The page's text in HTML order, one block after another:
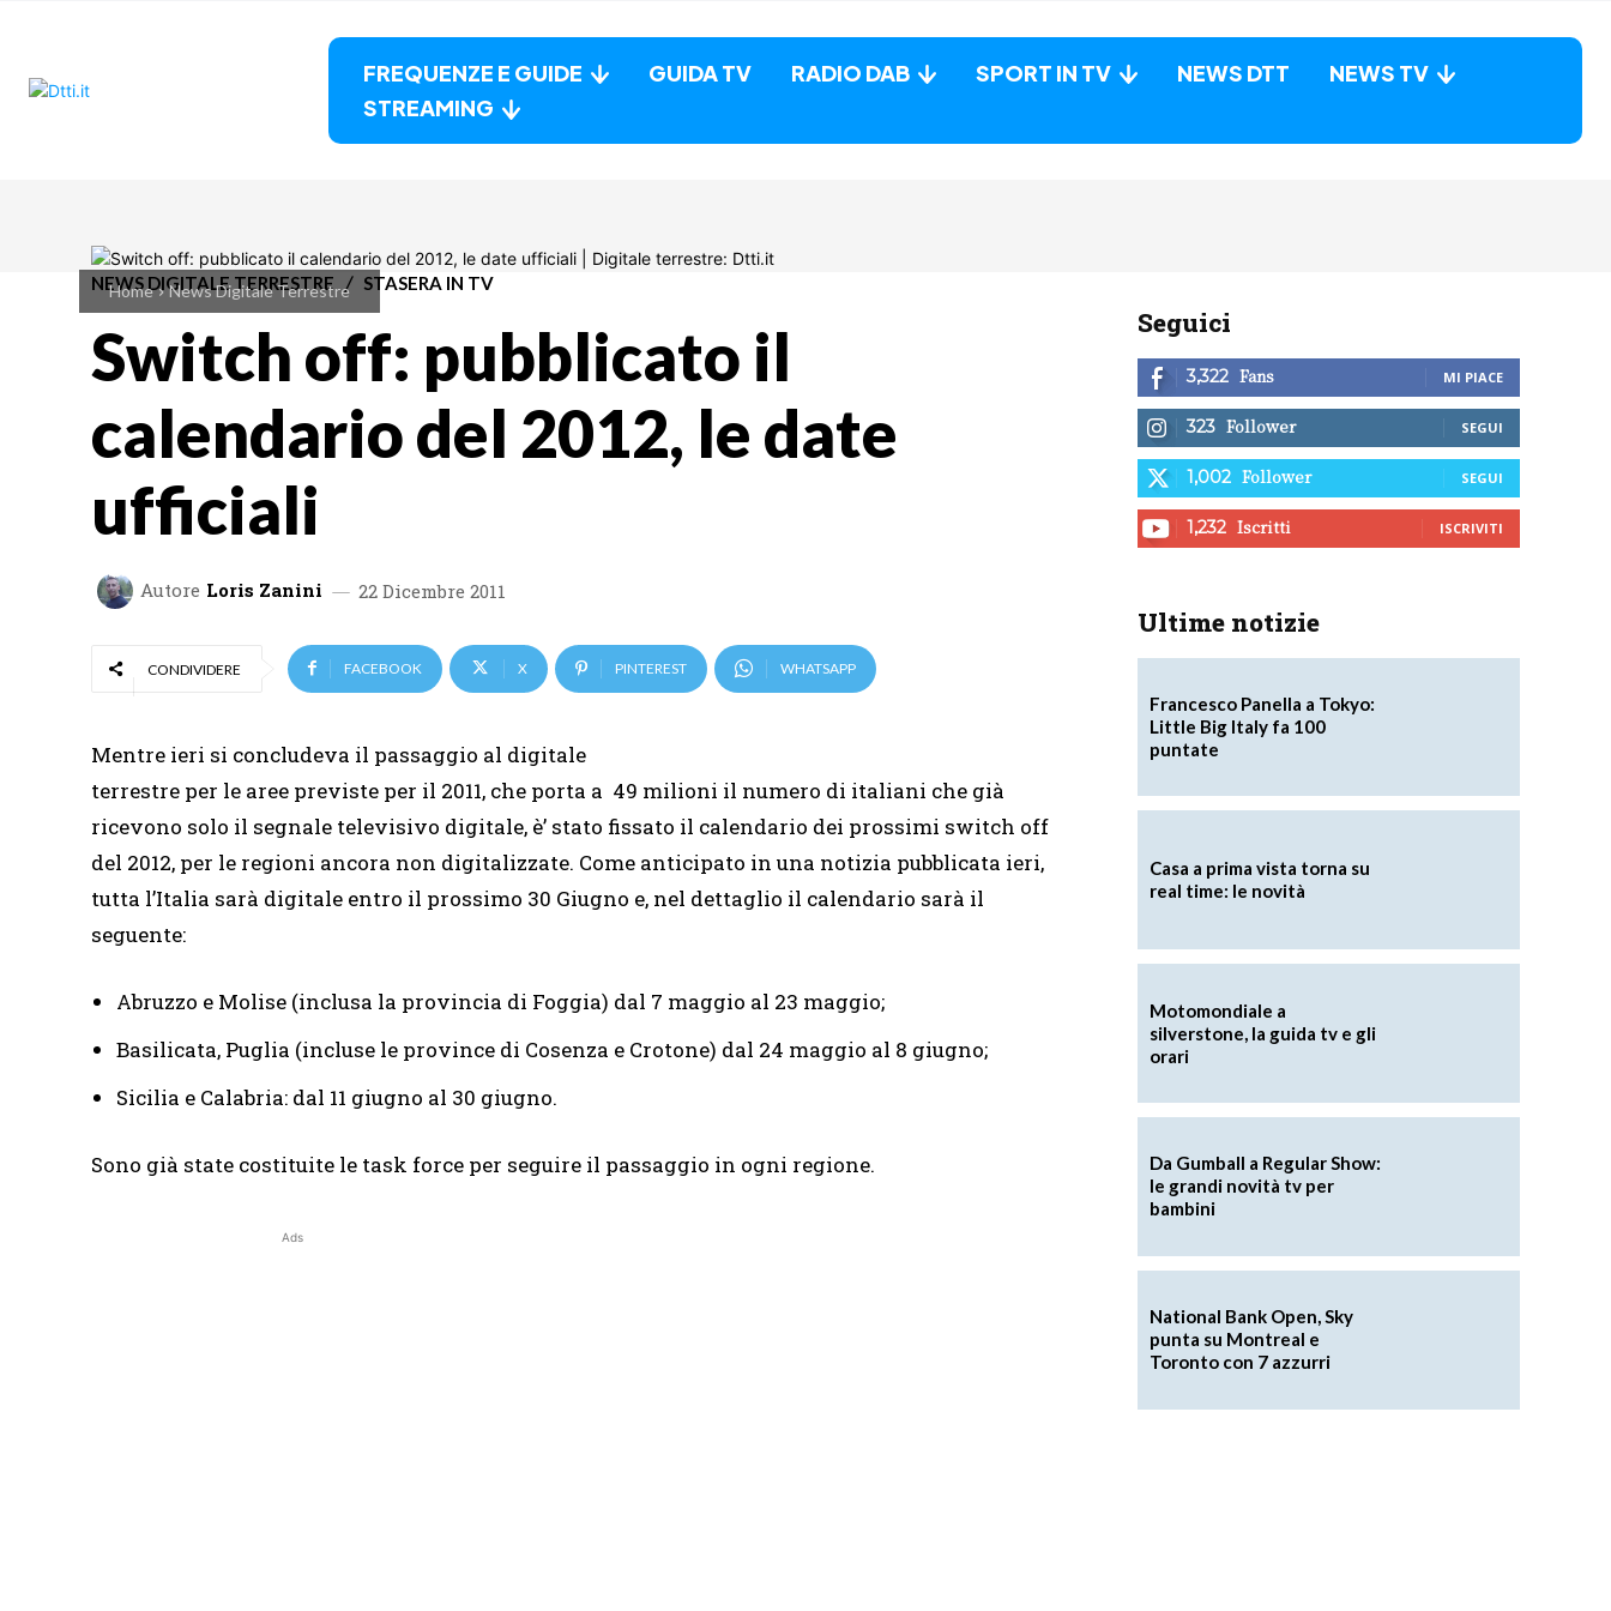
FREQUENZE E GUIDE GUIDA TV RADIO DAB SPORT IN TV NEWS DTT
NEWS TV
STREAMING
Home News Digitale Terrestre
NEWS DIGITALE TERRESTRE STASERA IN TV
Switch off: pubblicato il
calendario del 2012, le date
ufficiali
Autore Loris Zanini 22 Dicembre 2011
CONDIVIDERE FACEBOOK X PINTEREST WHATSAPP
Mentre ieri si concludeva il passaggio al digitale
terrestre per le aree previste per il 2011, che porta a 49 milioni il numero di italiani che già
ricevono solo il segnale televisivo digitale, è’ stato fissato il calendario dei prossimi switch off
del 2012, per le regioni ancora non digitalizzate. Come anticipato in una notizia pubblicata ieri,
tutta l’Italia sarà digitale entro il prossimo 30 Giugno e, nel dettaglio il calendario sarà il
seguente:
Abruzzo e Molise (inclusa la provincia di Foggia) dal 7 maggio al 23 maggio;
Basilicata, Puglia (incluse le province di Cosenza e Crotone) dal 24 maggio al 8 giugno;
Sicilia e Calabria: dal 11 giugno al 30 giugno.
Sono già state costituite le task force per seguire il passaggio in ogni regione.
Ads
Seguici
3,322 Fans MI PIACE
323 Follower SEGUI
1,002 Follower SEGUI
1,232 Iscritti ISCRIVITI
Ultime notizie
Francesco Panella a Tokyo:
Little Big Italy fa 100
puntate
Casa a prima vista torna su
real time: le novità
Motomondiale a
silverstone, la guida tv e gli
orari
Da Gumball a Regular Show:
le grandi novità tv per
bambini
National Bank Open, Sky
punta su Montreal e
Toronto con 7 azzurri